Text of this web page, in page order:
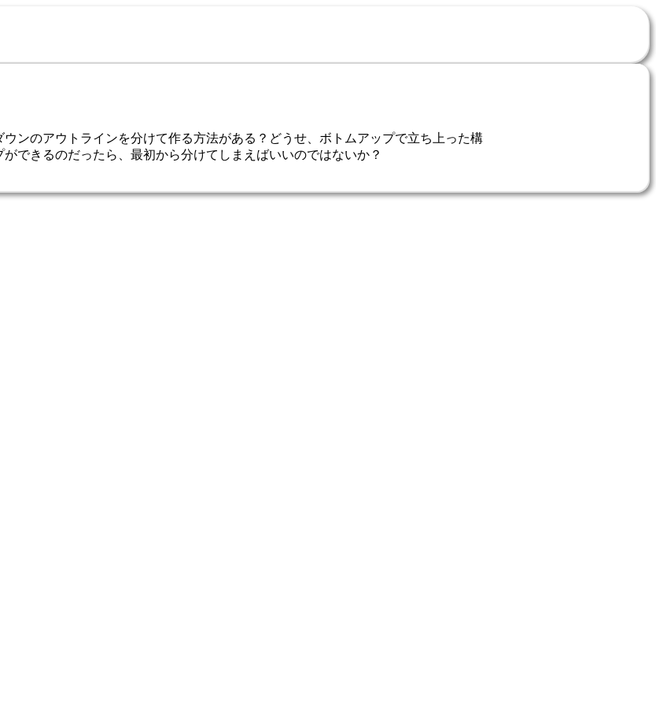
ンのアウトラインを分けて作る方法がある？どうせ、ボトムアップで立ち上った構
できるのだったら、最初から分けてしまえばいいのではないか？